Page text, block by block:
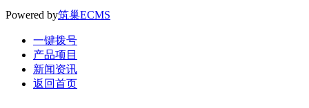
Powered by筑巢ECMS
一键拨号
产品项目
新闻资讯
返回首页